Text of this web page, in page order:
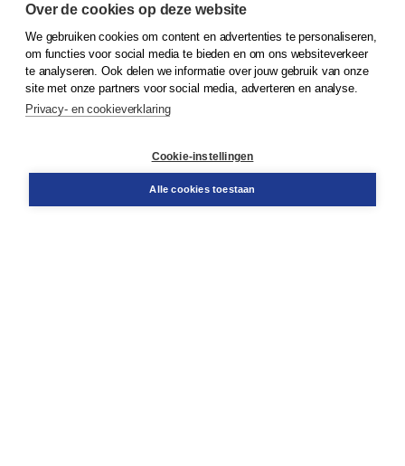
© 2026Koninklijke Boom uitgevers
Klantenservice
Service & informatie
Contact
Over de cookies op deze website
We gebruiken cookies om content en advertenties te personaliseren,
om functies voor social media te bieden en om ons websiteverkeer
te analyseren. Ook delen we informatie over jouw gebruik van onze
site met onze partners voor social media, adverteren en analyse.
Privacy- en cookieverklaring
Cookie-instellingen
Alle cookies toestaan